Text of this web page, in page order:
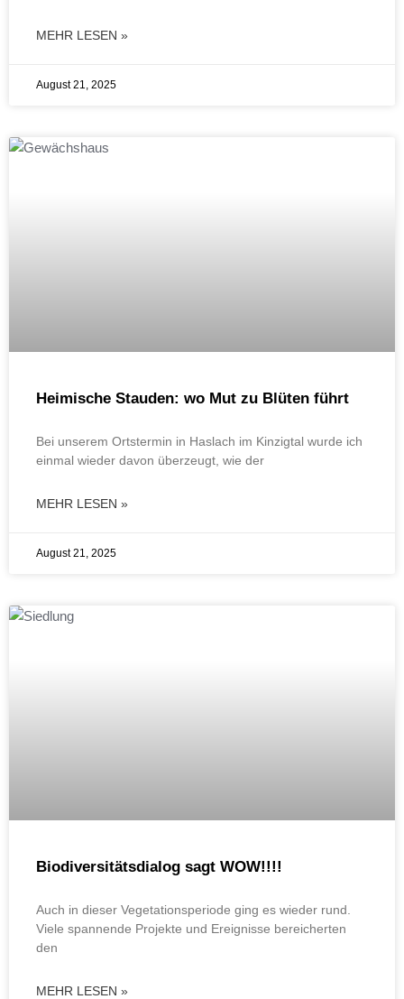
MEHR LESEN »
August 21, 2025
Heimische Stauden: wo Mut zu Blüten führt
Bei unserem Ortstermin in Haslach im Kinzigtal wurde ich
einmal wieder davon überzeugt, wie der
MEHR LESEN »
August 21, 2025
Biodiversitätsdialog sagt WOW!!!!
Auch in dieser Vegetationsperiode ging es wieder rund.
Viele spannende Projekte und Ereignisse bereicherten
den
MEHR LESEN »